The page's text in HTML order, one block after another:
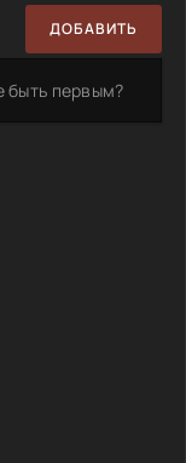
ДОБАВИТЬ
быть первым?